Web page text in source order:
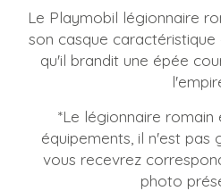
Le Playmobil légionnaire
son casque
qu'il brandit une épée
*Le légionnaire romain
équipements, il n'est pas
vous recevrez
photo